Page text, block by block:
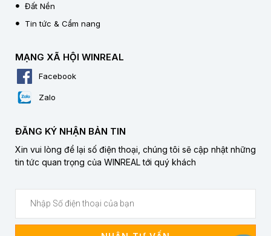
Đất Nền
Tin tức & Cẩm nang
MẠNG XÃ HỘI WINREAL
Facebook
Zalo
ĐĂNG KÝ NHẬN BẢN TIN
Xin vui lòng để lại số điện thoại, chúng tôi sẽ cập nhật những
tin tức quan trọng của WINREAL tới quý khách